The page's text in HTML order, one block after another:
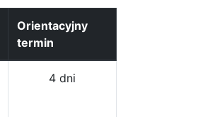
Orientacyjny
termin
4 dni